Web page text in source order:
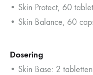
• Skin Protect, 60
• Skin Balance, 60
Dosering
• Skin Base: 2